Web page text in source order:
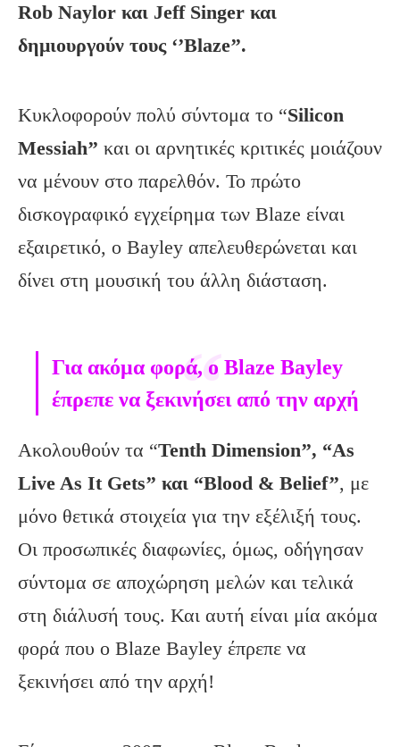
Rob Naylor και Jeff Singer και
δημιουργούν τους ‘’Blaze’’.
Κυκλοφορούν πολύ σύντομα το “Silicon
Messiah’’ και οι αρνητικές κριτικές μοιάζουν
να μένουν στο παρελθόν. Το πρώτο
δισκογραφικό εγχείρημα των Blaze είναι
εξαιρετικό, ο Bayley απελευθερώνεται και
δίνει στη μουσική του άλλη διάσταση.
Για ακόμα φορά, ο Βlaze Bayley
έπρεπε να ξεκινήσει από την αρχή
Ακολουθούν τα “Tenth Dimension’’, “As
Live As It Gets’’ και “Βlood & Belief’’, με
μόνο θετικά στοιχεία για την εξέλιξή τους.
Οι προσωπικές διαφωνίες, όμως, οδήγησαν
σύντομα σε αποχώρηση μελών και τελικά
στη διάλυσή τους. Και αυτή είναι μία ακόμα
φορά που ο Βlaze Bayley έπρεπε να
ξεκινήσει από την αρχή!